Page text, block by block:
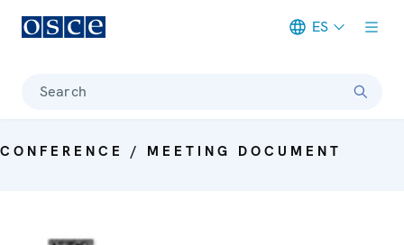
ES
Search
CONFERENCE / MEETING DOCUMENT